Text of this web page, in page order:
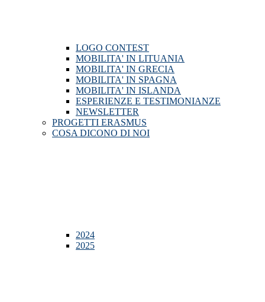
LOGO CONTEST
MOBILITA' IN LITUANIA
MOBILITA' IN GRECIA
MOBILITA' IN SPAGNA
MOBILITA' IN ISLANDA
ESPERIENZE E TESTIMONIANZE
NEWSLETTER
PROGETTI ERASMUS
COSA DICONO DI NOI
2024
2025